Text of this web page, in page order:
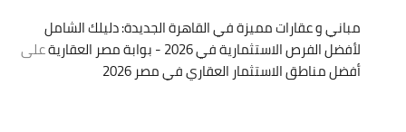
مباني و عقارات مميزة في القاهرة الجديدة: دليلك الشامل
لأفضل الفرص الاستثمارية في 2026 - بوابة مصر العقارية
على
أفضل مناطق الاستثمار العقاري في مصر 2026